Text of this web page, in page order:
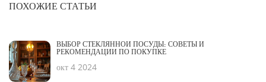
ПОХОЖИЕ СТАТЬИ
ВЫБОР СТЕКЛЯННОЙ ПОСУДЫ: СОВЕТЫ И
РЕКОМЕНДАЦИИ ПО ПОКУПКЕ
окт 4 2024